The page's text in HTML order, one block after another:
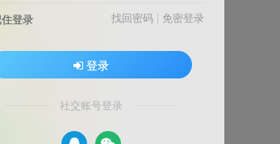
登录 找回密码 | 免密登录
登录
社交账号登录